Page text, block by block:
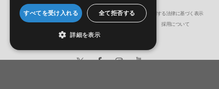
会社概要 環境保護（CSR）への取り組み
特定商取引に関する法律に基づく表示
サイト動作環境
利用規約 個人情報の保護について 採用について
すべてを受け入れる 全て拒否する
詳細を表示